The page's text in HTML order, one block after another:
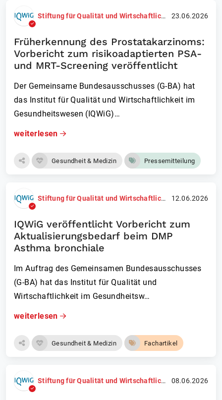
Stiftung für Qualität und Wirtschaftlichkeit im Gesundheitswesen (IQWiG) 23.06.2026
Früherkennung des Prostatakarzinoms:
Vorbericht zum risikoadaptierten PSA-
und MRT-Screening veröffentlicht
Der Gemeinsame Bundesausschusses (G-BA) hat
das Institut für Qualität und Wirtschaftlichkeit im
Gesundheitswesen (IQWiG)…
weiterlesen
Gesundheit & Medizin Pressemitteilung
Stiftung für Qualität und Wirtschaftlichkeit im Gesundheitswesen (IQWiG) 12.06.2026
IQWiG veröffentlicht Vorbericht zum
Aktualisierungsbedarf beim DMP
Asthma bronchiale
Im Auftrag des Gemeinsamen Bundesausschusses
(G-BA) hat das Institut für Qualität und
Wirtschaftlichkeit im Gesundheitsw…
weiterlesen
Gesundheit & Medizin Fachartikel
Stiftung für Qualität und Wirtschaftlichkeit im Gesundheitswesen (IQWiG) 08.06.2026